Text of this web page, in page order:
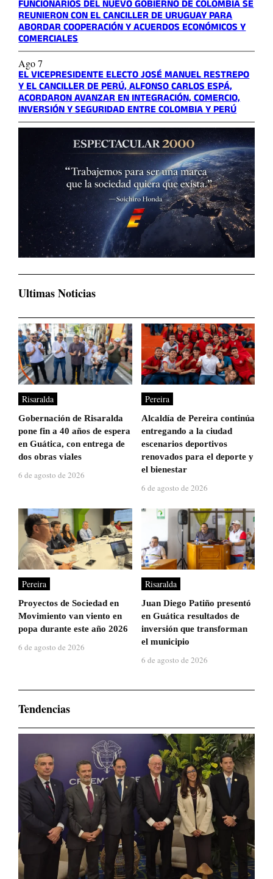
FUNCIONARIOS DEL NUEVO GOBIERNO DE COLOMBIA SE
REUNIERON CON EL CANCILLER DE URUGUAY PARA
ABORDAR COOPERACIÓN Y ACUERDOS ECONÓMICOS Y
COMERCIALES
Ago 7
EL VICEPRESIDENTE ELECTO JOSÉ MANUEL RESTREPO
Y EL CANCILLER DE PERÚ, ALFONSO CARLOS ESPÁ,
ACORDARON AVANZAR EN INTEGRACIÓN, COMERCIO,
INVERSIÓN Y SEGURIDAD ENTRE COLOMBIA Y PERÚ
Ultimas Noticias
Risaralda
Gobernación de Risaralda
pone fin a 40 años de espera
en Guática, con entrega de
dos obras viales
6 de agosto de 2026
Pereira
Alcaldía de Pereira continúa
entregando a la ciudad
escenarios deportivos
renovados para el deporte y
el bienestar
6 de agosto de 2026
Pereira
Proyectos de Sociedad en
Movimiento van viento en
popa durante este año 2026
6 de agosto de 2026
Risaralda
Juan Diego Patiño presentó
en Guática resultados de
inversión que transforman
el municipio
6 de agosto de 2026
Tendencias